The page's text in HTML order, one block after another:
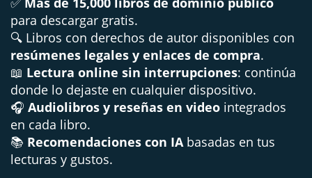
para descargar gratis.
🔍 Libros con derechos de autor disponibles con
resúmenes legales y enlaces de compra.
📖 Lectura online sin interrupciones: continúa
donde lo dejaste en cualquier dispositivo.
🎧 Audiolibros y reseñas en video integrados
en cada libro.
📚 Recomendaciones con IAbasadas en tus
lecturas y gustos.